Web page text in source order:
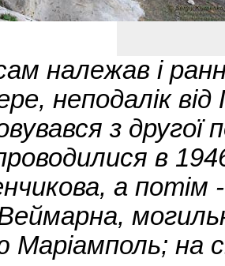
належав і
неподалік
з
в
а
Маріамполь; на